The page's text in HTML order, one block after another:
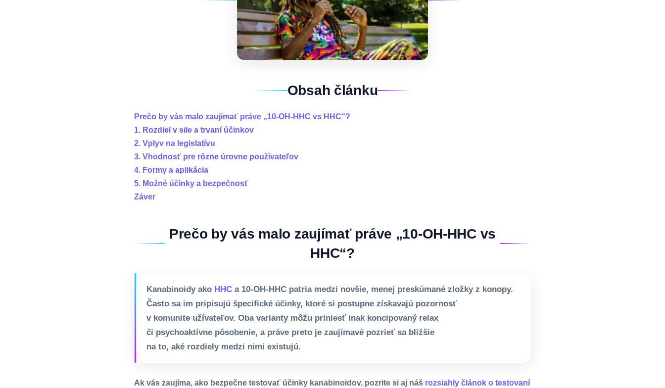
Obsah článku
Prečo by vás malo zaujímať práve „10-OH-HHC vs HHC“?
1. Rozdiel v sile a trvaní účinkov
2. Vplyv na legislatívu
3. Vhodnosť pre rôzne úrovne používateľov
4. Formy a aplikácia
5. Možné účinky a bezpečnosť
Záver
Prečo by vás malo zaujímať práve „10-OH-HHC vs
HHC“?
Kanabinoidy ako HHCa 10-OH-HHC patria medzi novšie, menej preskúmané zložky z konopy.
Často sa im pripisujú špecifické účinky, ktoré si postupne získavajú pozornosť
v komunite užívateľov. Oba varianty môžu priniesť inak koncipovaný relax
či psychoaktívne pôsobenie, a práve preto je zaujímavé pozrieť sa bližšie
na to, aké rozdiely medzi nimi existujú.
Ak vás zaujíma, ako bezpečne testovať účinky kanabinoidov, pozrite si aj náš rozsiahly článok o testovaní